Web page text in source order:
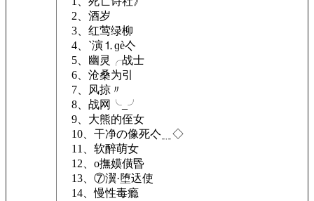
2、酒岁
3、红莺绿柳
4、`演⒈ɡè亽
5、幽灵╭战士
6、沧桑为引
7、风掠〃
8、战网╰_╯
9、大熊的侄女
10、干净の像死亽﹎◇
11、软醉萌女
12、o撫嫫僙昬
13、⑦瀷·堕迗使
14、慢性毒瘾